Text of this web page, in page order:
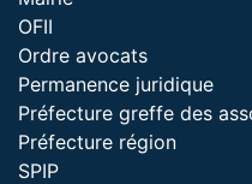
OFII
Ordre avocats
Permanence juridique
Préfecture greffe des
Préfecture région
SPIP